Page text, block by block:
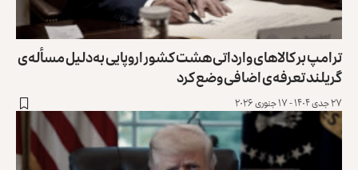
ترامپ بر کالاهای وارداتی هشت کشور اروپایی به‌دلیل مسأله‌‌ی
گریلند تعرفه‌ی اضافی وضع کرد
۲۷ جدی ۱۴۰۴ - ۱۷ جنوری ۲۰۲۶